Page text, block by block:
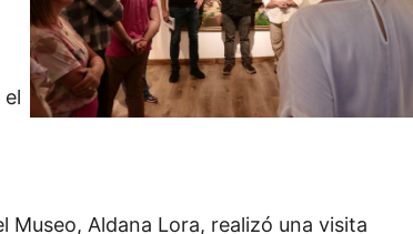
Aldana Lora, realizó una visita